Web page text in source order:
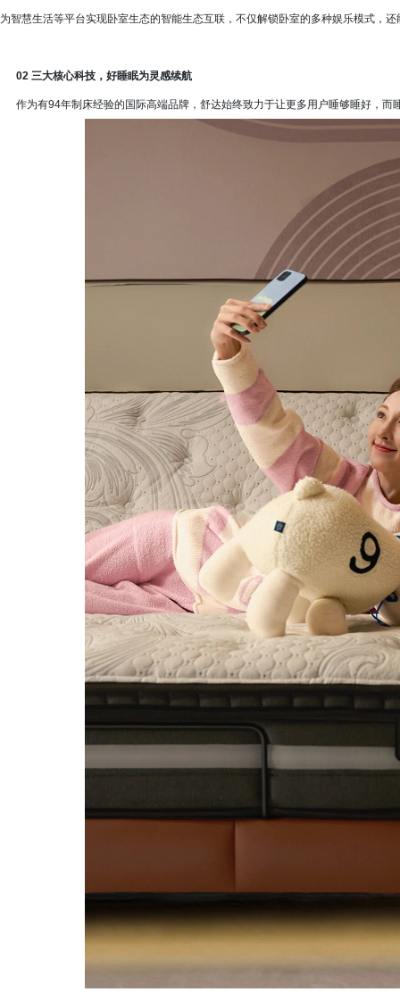
为智慧生活等平台实现卧室生态的智能生态互联，不仅解锁卧室的多种娱乐模式，
02 三大核心科技，好睡眠为灵感续航
作为有94年制床经验的国际高端品牌，舒达始终致力于让更多用户睡够睡好，而